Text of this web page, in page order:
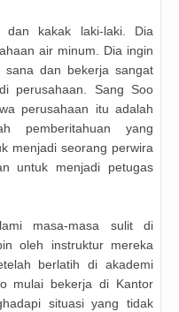
dan kakak laki-laki. Dia
air minum. Dia ingin
dan bekerja sangat
perusahaan. Sang Soo
perusahaan itu adalah
pemberitahuan yang
menjadi seorang perwira
untuk menjadi petugas
masa-masa sulit di
oleh instruktur mereka
berlatih di akademi
mulai bekerja di Kantor
situasi yang tidak